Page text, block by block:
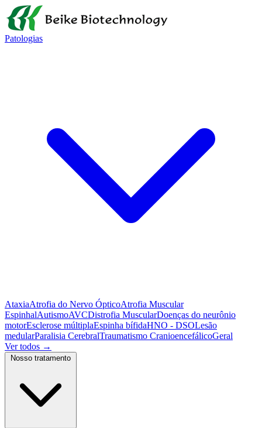
Patologias
AtaxiaAtrofia do Nervo ÓpticoAtrofia Muscular
EspinhalAutismoAVCDistrofia MuscularDoenças do neurônio
motorEsclerose múltiplaEspinha bífidaHNO - DSOLesão
medularParalisia CerebralTraumatismo CranioencefálicoGeral
Ver todos →